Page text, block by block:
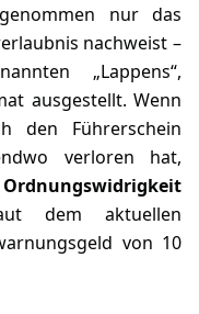
nur das
nachweist –
„Lappens“,
ausgestellt. Wenn
den Führerschein
verloren hat,
Ordnungswidrigkeit
dem aktuellen
von 10